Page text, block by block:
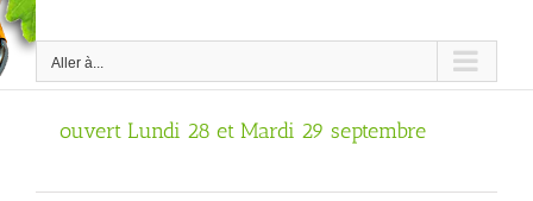
Aller à...
ouvert Lundi 28 et Mardi 29 septembre